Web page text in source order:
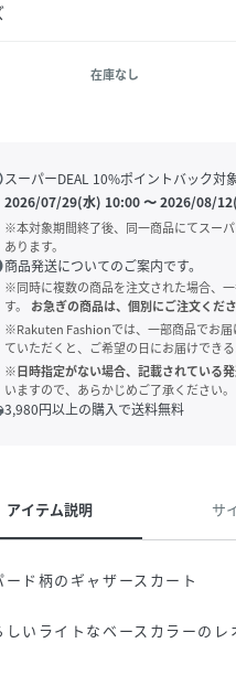
在庫なし
スーパーDEAL 10%ポイントバック対
2026/07/29(水) 10:00〜2026/08/
※本対象期間終了後、同一商品にてスー
あります。
商品発送についてのご案内です。
※同時に複数の商品を注文された場合、
す。
お急ぎの商品は、個別にご注文くださ
※Rakuten Fashionでは、一部商品でお届
ていただくと、ご希望の日にお届けできる
※日時指定がない場合、記載されている
いますので、あらかじめご了承ください。
3,980円以上の購入で送料無料
アイテム説明 サ
ード柄のギャザースカート
しいライトなベースカラーの